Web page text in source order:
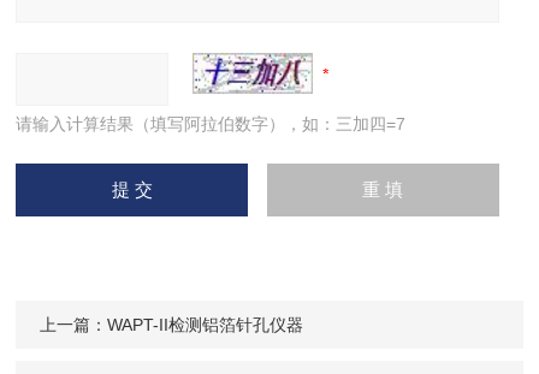
请输入计算结果（填写阿拉伯数字），如：三加四=7
上一篇：WAPT-II检测铝箔针孔仪器